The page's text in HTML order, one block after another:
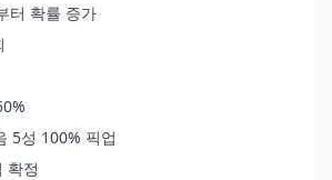
터 확률 증가
5성 100% 픽업
확정